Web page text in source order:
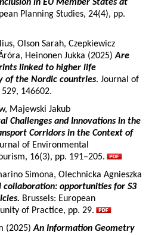
in EU Member States at
Planning Studies, 24(4), pp.
Olson Sarah, Czepkiewicz
Heinonen Jukka (2025)Are
linked to higher life
of the Nordic countries. Journal of
146602.
Majewski Jakub
Challenges and Innovations in the
Corridors in the Context of
of Environmental
16(3), pp. 191–205.
Simona, Olechnicka Agnieszka
opportunities for S3
Brussels: European
of Practice, pp. 29.
(2025)An Information Geometry